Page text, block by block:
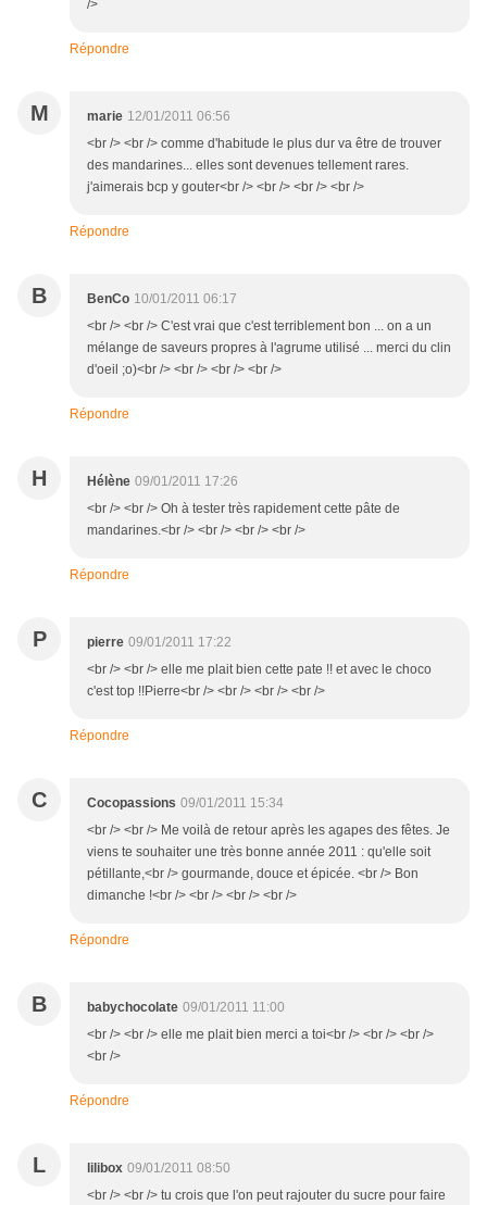
/>
Répondre
M marie 12/01/2011 06:56
<br /> <br /> comme d'habitude le plus dur va être de trouver
des mandarines... elles sont devenues tellement rares.
j'aimerais bcp y gouter<br /> <br /> <br /> <br />
Répondre
B BenCo 10/01/2011 06:17
<br /> <br /> C'est vrai que c'est terriblement bon ... on a un
mélange de saveurs propres à l'agrume utilisé ... merci du clin
d'oeil ;o)<br /> <br /> <br /> <br />
Répondre
H Hélène 09/01/2011 17:26
<br /> <br /> Oh à tester très rapidement cette pâte de
mandarines.<br /> <br /> <br /> <br />
Répondre
P pierre 09/01/2011 17:22
<br /> <br /> elle me plait bien cette pate !! et avec le choco
c'est top !!Pierre<br /> <br /> <br /> <br />
Répondre
C Cocopassions 09/01/2011 15:34
<br /> <br /> Me voilà de retour après les agapes des fêtes. Je
viens te souhaiter une très bonne année 2011 : qu'elle soit
pétillante,<br /> gourmande, douce et épicée. <br /> Bon
dimanche !<br /> <br /> <br /> <br />
Répondre
B babychocolate 09/01/2011 11:00
<br /> <br /> elle me plait bien merci a toi<br /> <br /> <br />
<br />
Répondre
L lilibox 09/01/2011 08:50
<br /> <br /> tu crois que l'on peut rajouter du sucre pour faire